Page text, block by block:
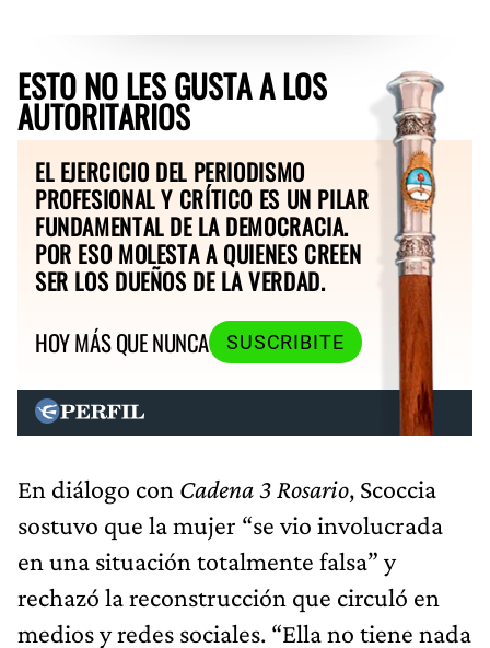
ESTO NO LES GUSTA A LOS
AUTORITARIOS
EL EJERCICIO DEL PERIODISMO
PROFESIONAL Y CRÍTICO ES UN PILAR
FUNDAMENTAL DE LA DEMOCRACIA.
POR ESO MOLESTA A QUIENES CREEN
SER LOS DUEÑOS DE LA VERDAD.
HOY MÁS QUE NUNCA
SUSCRIBITE
En diálogo con Cadena 3 Rosario, Scoccia
sostuvo que la mujer “se vio involucrada
en una situación totalmente falsa” y
rechazó la reconstrucción que circuló en
medios y redes sociales. “Ella no tiene nada